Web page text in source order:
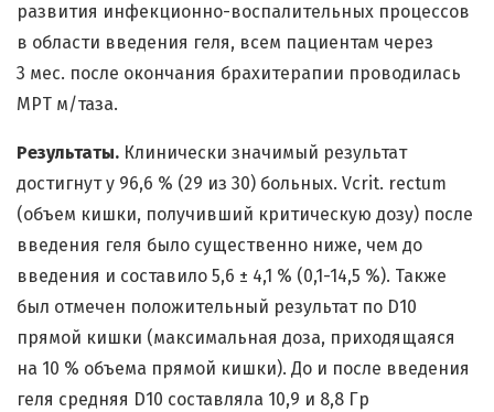
развития инфекционно-воспалительных процессов
в области введения геля, всем пациентам через
3 мес. после окончания брахитерапии проводилась
МРТ м/таза.
Результаты. Клинически значимый результат
достигнут у 96,6 % (29 из 30) больных. Vcrit. rectum
(объем кишки, получивший критическую дозу) после
введения геля было существенно ниже, чем до
введения и составило 5,6 ± 4,1 % (0,1-14,5 %). Также
был отмечен положительный результат по D10
прямой кишки (максимальная доза, приходящаяся
на 10 % объема прямой кишки). До и после введения
геля средняя D10 составляла 10,9 и 8,8 Гр